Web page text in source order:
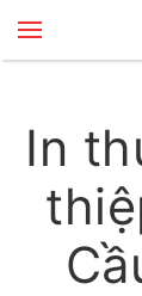
Skip to
In